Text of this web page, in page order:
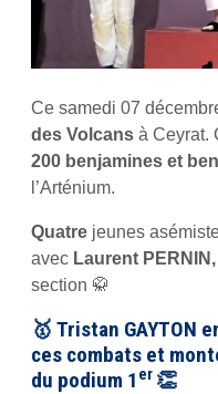
Ce samedi 07
des Volcans à Ceyrat.
200 benjamines et
l’Arténium.
Quatre jeunes
avec Laurent
section 🥋
🥇 Tristan GAYTON
ces combats et
du podium 1 er 👏